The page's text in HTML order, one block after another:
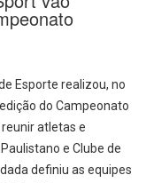
Esporte realizou, no
do Campeonato
atletas e
e Clube de
definiu as equipes